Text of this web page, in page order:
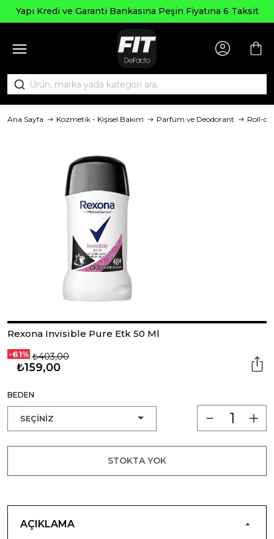
Yapı Kredi ve Garanti Bankasına Peşin Fiyatına 6 Taksit
Ana Sayfa Kozmetik - Kişisel Bakım Parfüm ve Deodorant Roll-on
Rexona Invisible Pure Etk 50 Ml
-61% ₺403,00
₺159,00
BEDEN
STOKTA YOK
AÇIKLAMA